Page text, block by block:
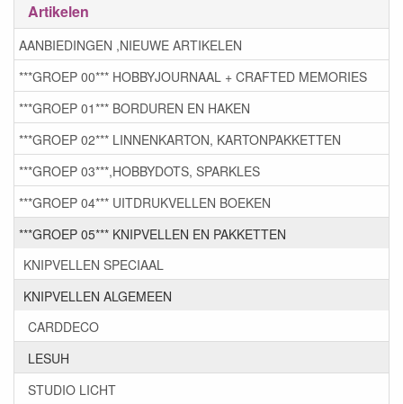
Artikelen
AANBIEDINGEN ,NIEUWE ARTIKELEN
***GROEP 00*** HOBBYJOURNAAL + CRAFTED MEMORIES
***GROEP 01*** BORDUREN EN HAKEN
***GROEP 02*** LINNENKARTON, KARTONPAKKETTEN
***GROEP 03***,HOBBYDOTS, SPARKLES
***GROEP 04*** UITDRUKVELLEN BOEKEN
***GROEP 05*** KNIPVELLEN EN PAKKETTEN
KNIPVELLEN SPECIAAL
KNIPVELLEN ALGEMEEN
CARDDECO
LESUH
STUDIO LICHT